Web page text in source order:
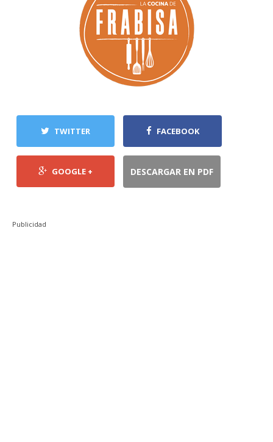
TWITTER FACEBOOK
GOOGLE + DESCARGAR EN PDF
Publicidad